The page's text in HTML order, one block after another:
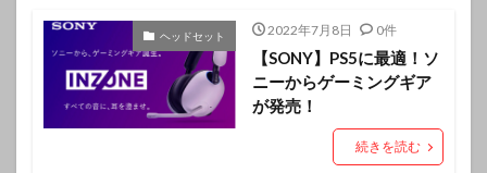
ヘッドセット 2022年7月8日 0件
【SONY】PS5に最適！ソ
ニーからゲーミングギア
が発売！
続きを読む